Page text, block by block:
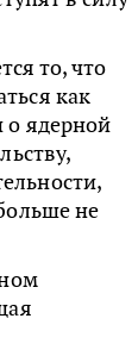
то, что
как
о ядерной
не